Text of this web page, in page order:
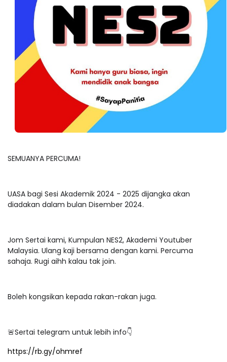
SEMUANYA PERCUMA!
UASA bagi Sesi Akademik 2024 - 2025 dijangka akan
diadakan dalam bulan Disember 2024.
Jom Sertai kami, Kumpulan NES2, Akademi Youtuber
Malaysia. Ulang kaji bersama dengan kami. Percuma
sahaja. Rugi aihh kalau tak join.
Boleh kongsikan kepada rakan-rakan juga.
🚨Sertai telegram untuk lebih info👇
https://rb.gy/ohmref